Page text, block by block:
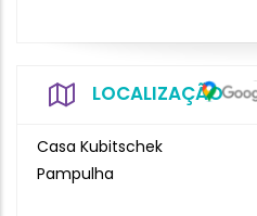
LOCALIZAÇÃO
Casa Kubitschek
Pampulha